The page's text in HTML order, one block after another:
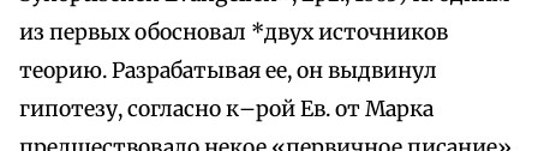
из первых обосновал *двух источников
теорию. Разрабатывая ее, он выдвинул
гипотезу, согласно к–рой Ев. от Марка